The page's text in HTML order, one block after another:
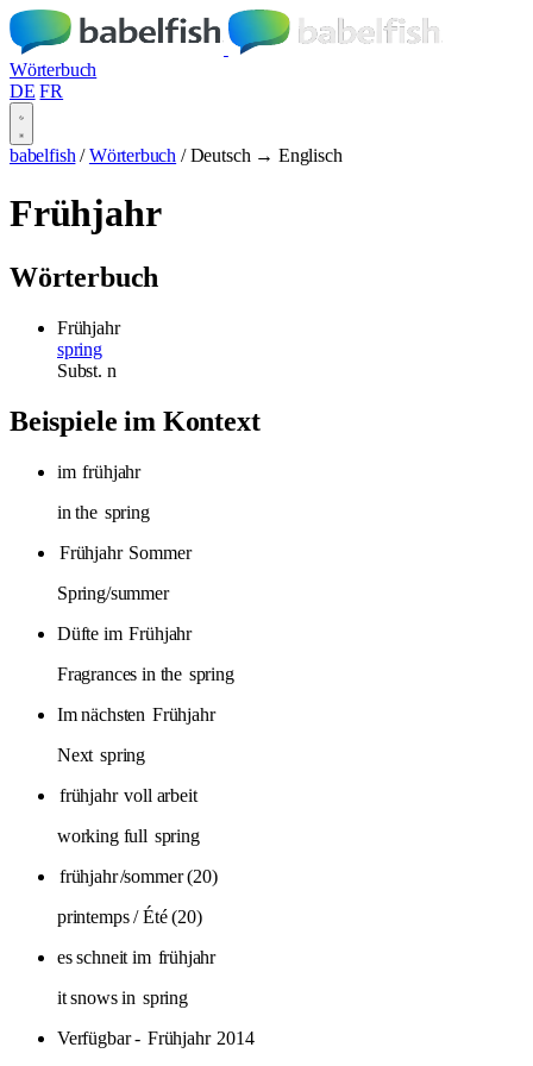
Wörterbuch
DE FR
babelfish / Wörterbuch / Deutsch → Englisch
Frühjahr
Wörterbuch
Frühjahr
spring
Subst. n
Beispiele im Kontext
im frühjahr
in the spring
Frühjahr Sommer
Spring/summer
Düfte im Frühjahr
Fragrances in the spring
Im nächsten Frühjahr
Next spring
frühjahr voll arbeit
working full spring
frühjahr/sommer (20)
printemps / Été (20)
es schneit im frühjahr
it snows in spring
Verfügbar - Frühjahr 2014